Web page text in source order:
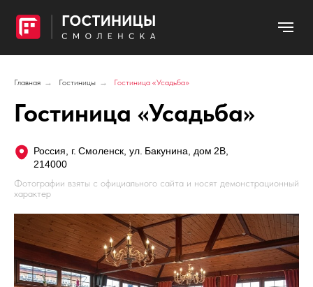
Главная → Гостиницы → Гостиница «Усадьба»
Гостиница «Усадьба»
Россия, г. Смоленск, ул. Бакунина, дом 2В,
214000
Фотографии взяты с официального сайта и носят демонстрационный
характер